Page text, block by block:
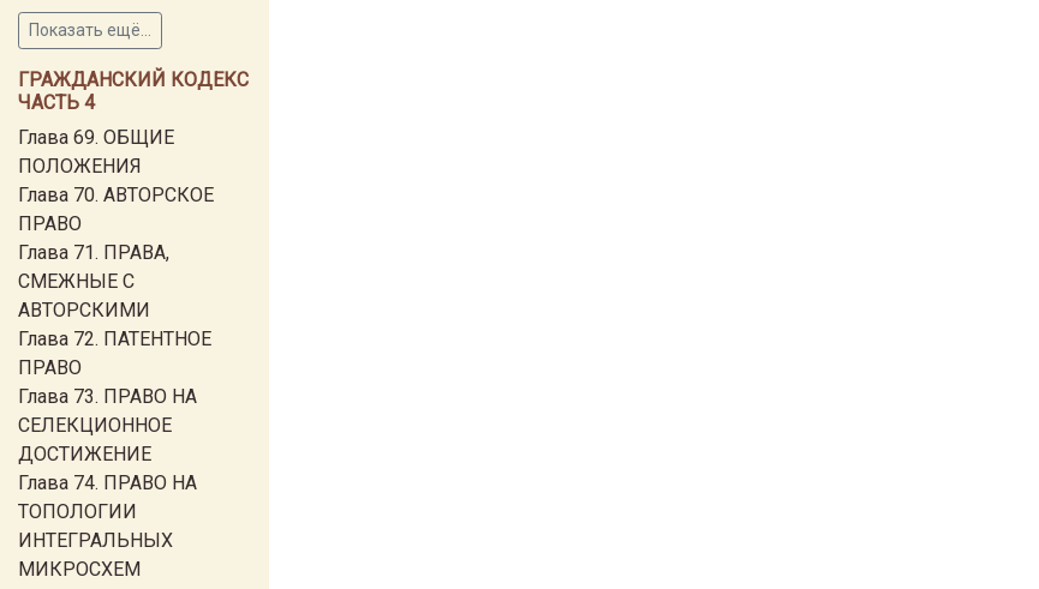
Показать ещё...
ГРАЖДАНСКИЙ КОДЕКС
ЧАСТЬ 4
Глава 69. ОБЩИЕ
ПОЛОЖЕНИЯ
Глава 70. АВТОРСКОЕ
ПРАВО
Глава 71. ПРАВА,
СМЕЖНЫЕ С
АВТОРСКИМИ
Глава 72. ПАТЕНТНОЕ
ПРАВО
Глава 73. ПРАВО НА
СЕЛЕКЦИОННОЕ
ДОСТИЖЕНИЕ
Глава 74. ПРАВО НА
ТОПОЛОГИИ
ИНТЕГРАЛЬНЫХ
МИКРОСХЕМ